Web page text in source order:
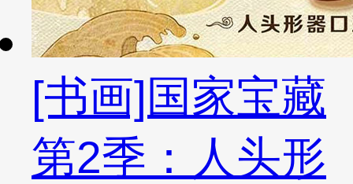
[书画]国家宝藏
第2季：人头形